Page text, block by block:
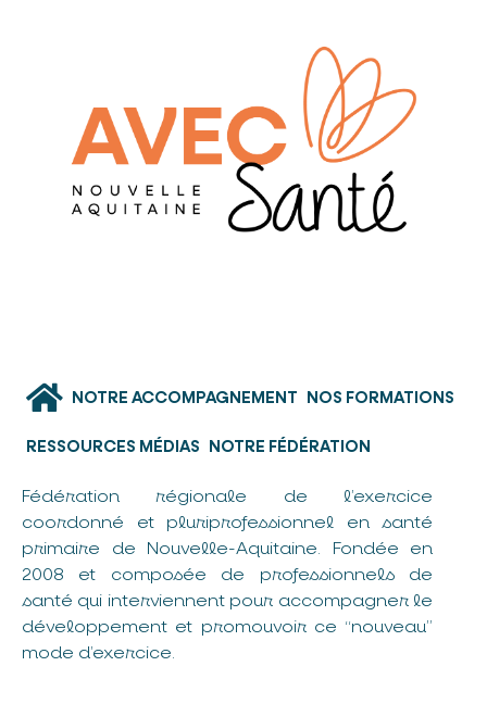
NOTRE ACCOMPAGNEMENT NOS FORMATIONS
RESSOURCES MÉDIAS NOTRE FÉDÉRATION
Fédération régionale de l’exercice
coordonné et pluriprofessionnel en santé
primaire de Nouvelle-Aquitaine. Fondée en
2008 et composée de professionnels de
santé qui interviennent pour accompagner le
développement et promouvoir ce “nouveau”
mode d’exercice.